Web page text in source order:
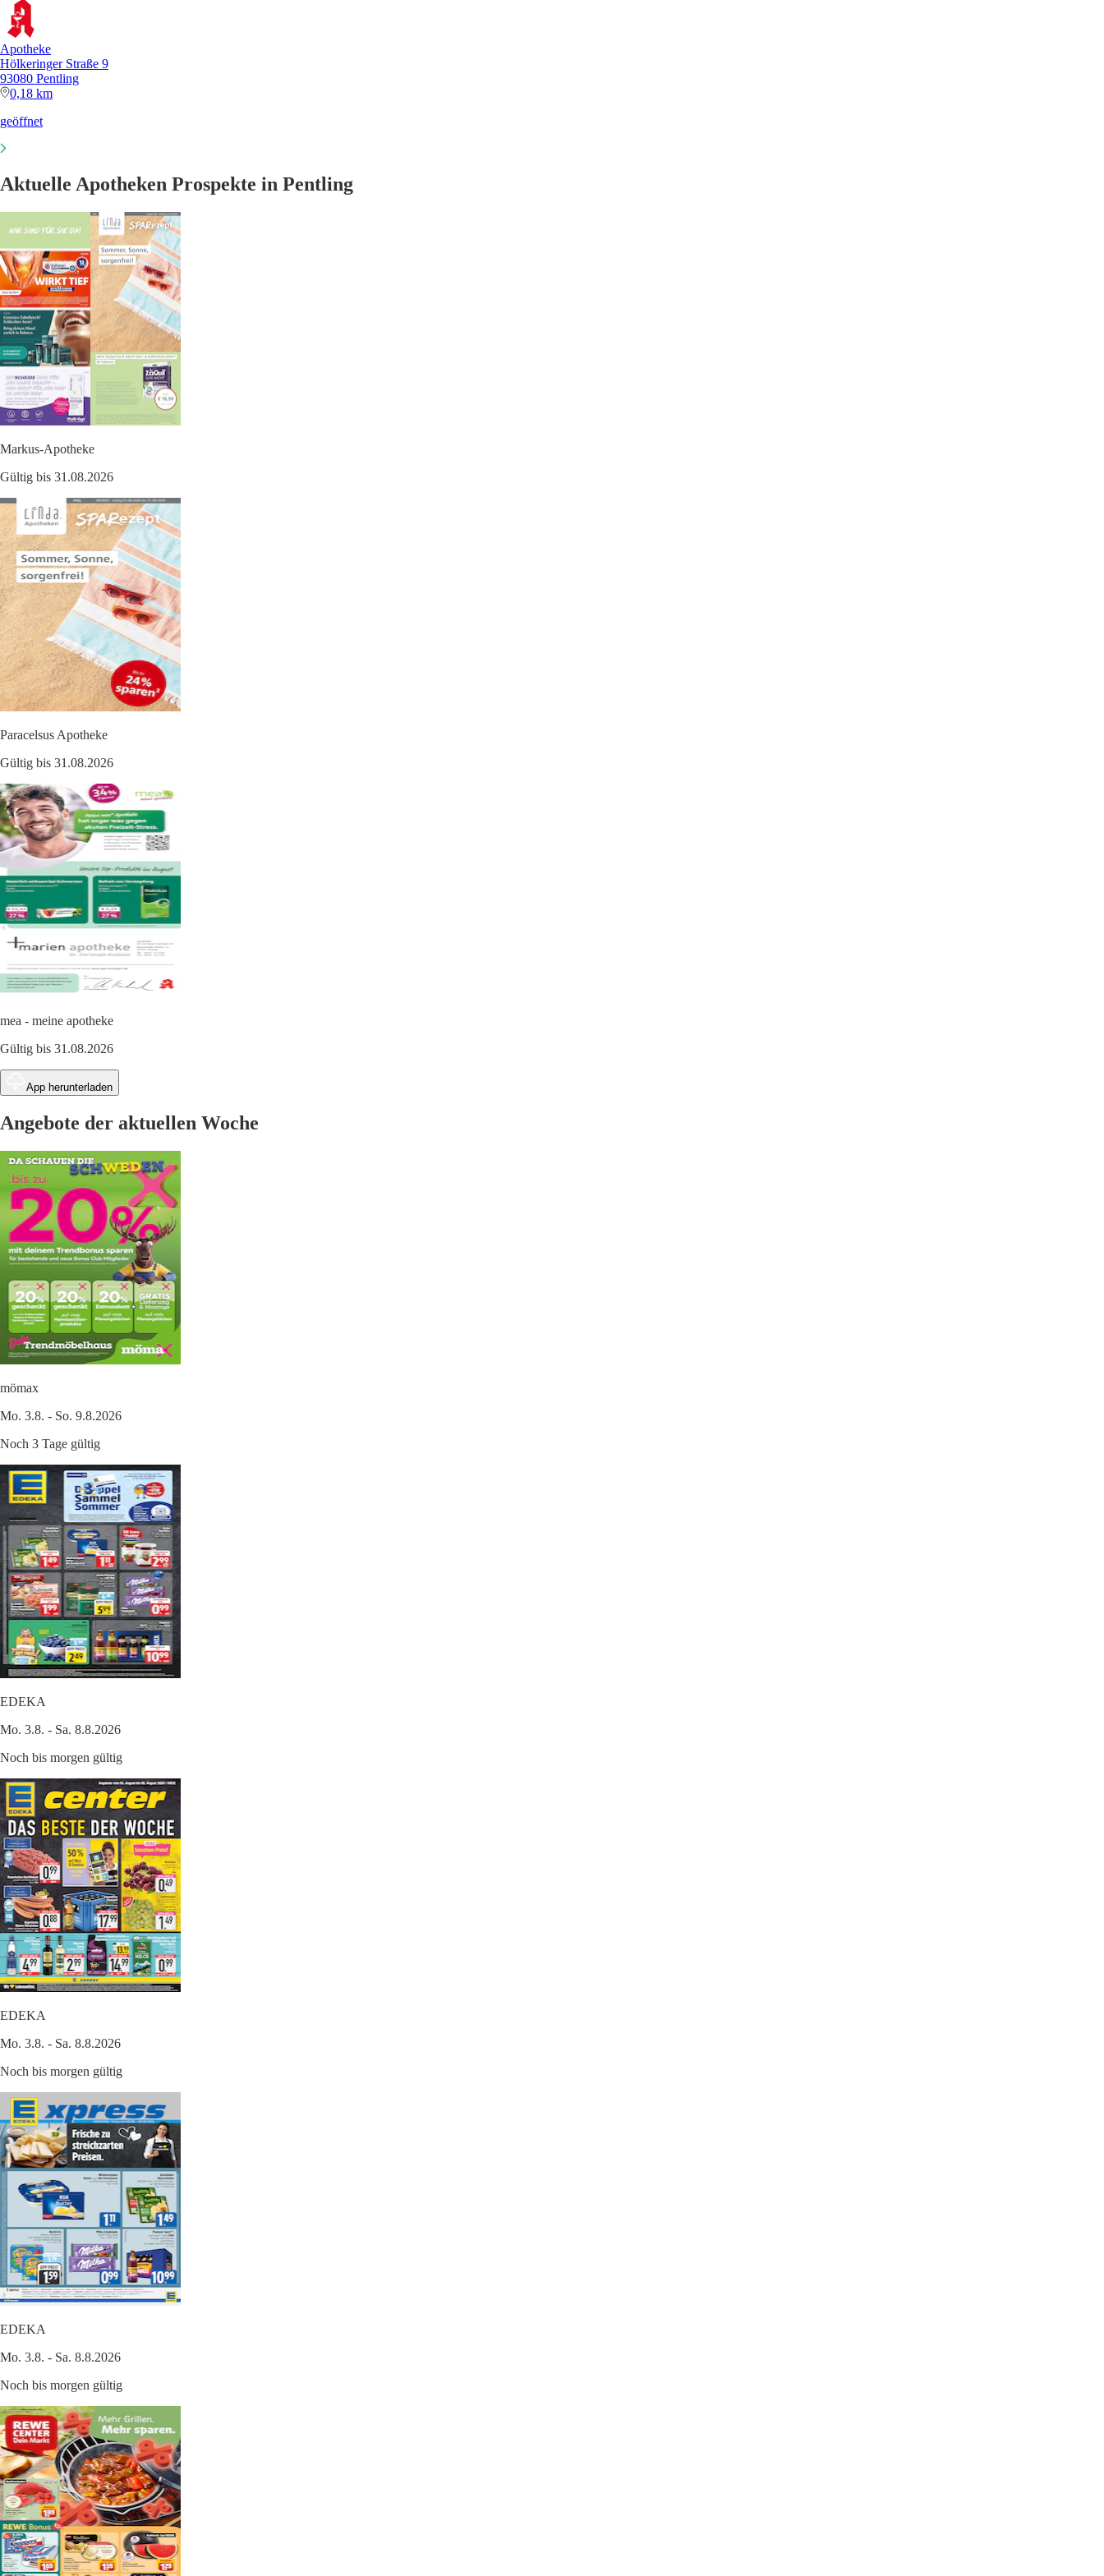
Apotheke
Hölkeringer Straße 9
93080 Pentling
0,18 km
geöffnet
Aktuelle Apotheken Prospekte in Pentling
Markus-Apotheke
Gültig bis 31.08.2026
Paracelsus Apotheke
Gültig bis 31.08.2026
mea - meine apotheke
Gültig bis 31.08.2026
App herunterladen
Angebote der aktuellen Woche
mömax
Mo. 3.8. - So. 9.8.2026
Noch 3 Tage gültig
EDEKA
Mo. 3.8. - Sa. 8.8.2026
Noch bis morgen gültig
EDEKA
Mo. 3.8. - Sa. 8.8.2026
Noch bis morgen gültig
EDEKA
Mo. 3.8. - Sa. 8.8.2026
Noch bis morgen gültig